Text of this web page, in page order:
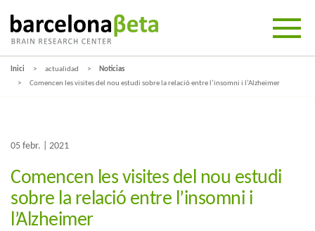
Inici actualidad
Noticias
Comencen les visites del nou estudi sobre la relació entre l’insomni i l’Alzheimer
05 febr. | 2021
Comencen les visites del nou estudi
sobre la relació entre l’insomni i
l’Alzheimer